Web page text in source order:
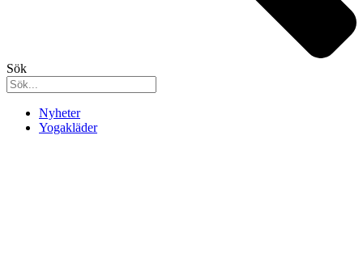
Sök
Nyheter
Yogakläder